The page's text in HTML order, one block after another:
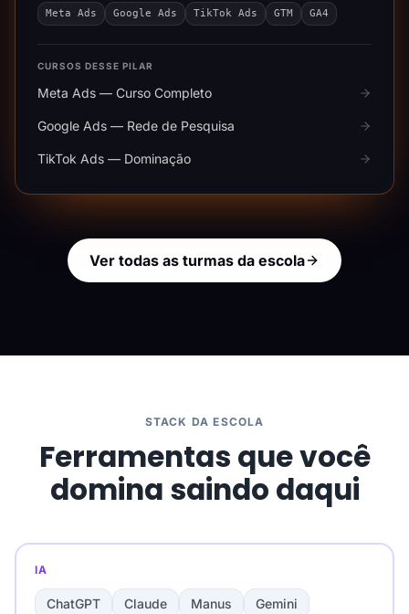
Meta Ads Google Ads TikTok Ads GTM GA4
CURSOS DESSE PILAR
Meta Ads — Curso Completo
Google Ads — Rede de Pesquisa
TikTok Ads — Dominação
Ver todas as turmas da escola
STACK DA ESCOLA
Ferramentas que você
domina saindo daqui
IA
ChatGPT Claude Manus
Gemini